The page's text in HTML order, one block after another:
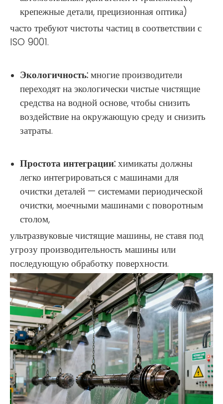
крепежные детали, прецизионная оптика)
часто требуют чистоты частиц в соответствии с
ISO 9001.
Экологичность:многие производители
переходят на экологически чистые чистящие
средства на водной основе, чтобы снизить
воздействие на окружающую среду и снизить
затраты.
Простота интеграции:химикаты должны
легко интегрироваться с машинами для
очистки деталей — системами периодической
очистки, моечными машинами с поворотным
столом,
ультразвуковые чистящие машины, не ставя под
угрозу производительность машины или
последующую обработку поверхности.